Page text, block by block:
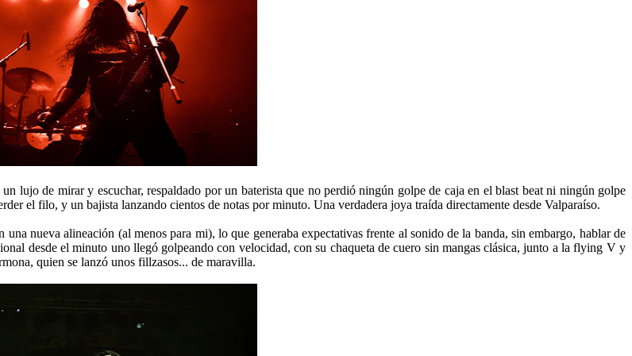
lujo de mirar y escuchar, respaldado por un baterista que no perdió ningún golpe de caja en el blast beat ni ningún golpe
el filo, y un bajista lanzando cientos de notas por minuto. Una verdadera joya traída directamente desde Valparaíso.
una nueva alineación (al menos para mi), lo que generaba expectativas frente al sonido de la banda, sin embargo, hablar de
desde el minuto uno llegó golpeando con velocidad, con su chaqueta de cuero sin mangas clásica, junto a la flying V y
quien se lanzó unos fillzasos... de maravilla.